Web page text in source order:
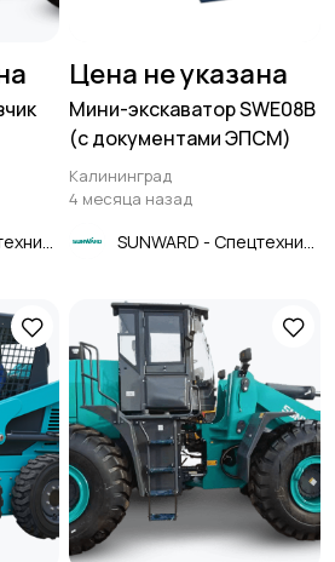
Цена не указана
Мини-экскаватор SWE08B
(с документами ЭПСМ)
Калининград
4 месяца назад